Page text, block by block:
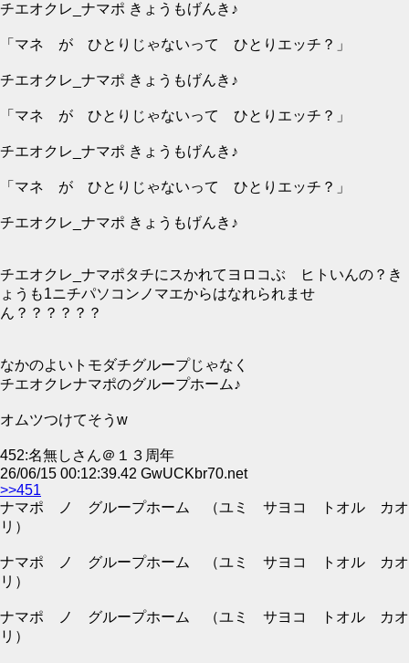
チエオクレ_ナマポ きょうもげんき♪
「マネ が ひとりじゃないって ひとりエッチ？」
チエオクレ_ナマポ きょうもげんき♪
「マネ が ひとりじゃないって ひとりエッチ？」
チエオクレ_ナマポ きょうもげんき♪
「マネ が ひとりじゃないって ひとりエッチ？」
チエオクレ_ナマポ きょうもげんき♪
チエオクレ_ナマポタチにスかれてヨロコぶ ヒトいんの？き
ょうも1ニチパソコンノマエからはなれられませ
ん？？？？？？
なかのよいトモダチグループじゃなく
チエオクレナマポのグループホーム♪
オムツつけてそうw
452:名無しさん＠１３周年
26/06/15 00:12:39.42 GwUCKbr70.net
>>451
ナマポ ノ グループホーム （ユミ サヨコ トオル カオ
リ）
ナマポ ノ グループホーム （ユミ サヨコ トオル カオ
リ）
ナマポ ノ グループホーム （ユミ サヨコ トオル カオ
リ）